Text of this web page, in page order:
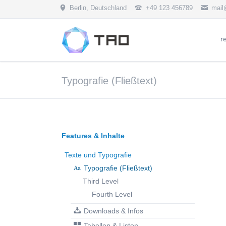
Berlin, Deutschland +49 123 456789
Typografie (Fließtext)
Typografie (Fließtext)
Navigation
Features & Inhalte
Texte und Typografie
Typografie (Fließtext)
Third Level
Fourth Level
Downloads & Infos